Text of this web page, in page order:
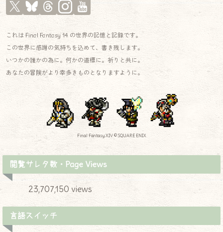
これは Final Fantasy 14 の世界の記憶と記録です。
この世界に感謝の気持ちを込めて、書き残します。
いつかの誰かの為に。何かの道標に。祈りと共に。
あなたの冒険がより幸多きものとなりますように。
Final Fantasy XIV © SQUARE ENIX
閲覧サレタ数・Page Views
23,707,150 views
言語スイッチ